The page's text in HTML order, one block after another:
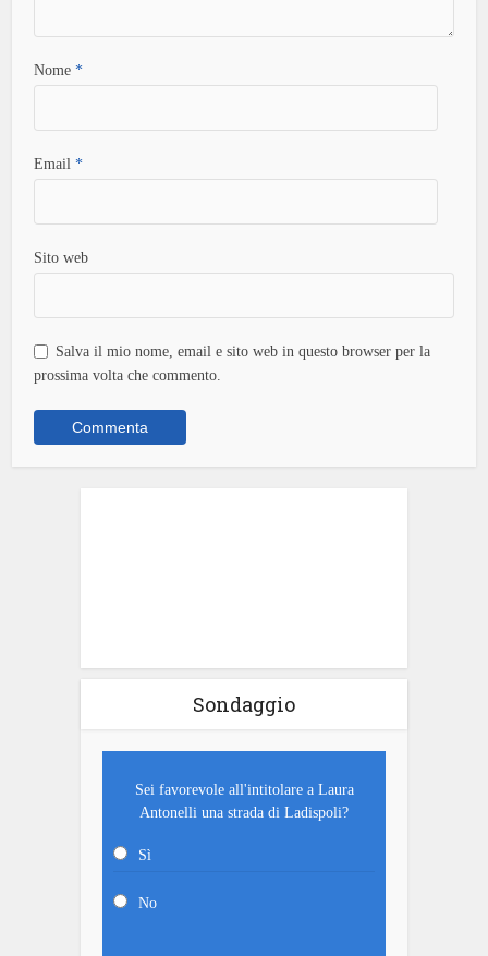
Nome*
Email*
Sito web
Salva il mio nome, email e sito web in questo browser per la
prossima volta che commento.
Sondaggio
Sei favorevole all'intitolare a Laura
Antonelli una strada di Ladispoli?
Sì
No